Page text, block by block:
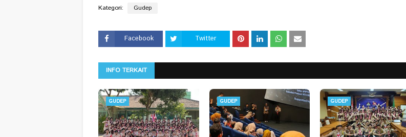
Kategori: Gudep
Facebook Twitter
INFO TERKAIT
GUDEP GUDEP GUDEP